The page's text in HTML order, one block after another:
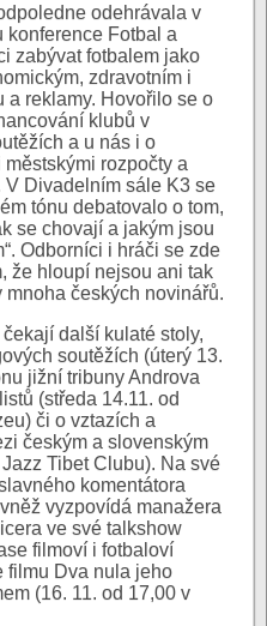
odehrávala v
konference Fotbal a
zabývat fotbalem jako
zdravotním i
a reklamy. Hovořilo se o
klubů v
a u nás i o
rozpočty a
Divadelním sále K3 se
tónu debatovalo o tom,
se chovají a jakým jsou
Odborníci i hráči se zde
že hloupí nejsou ani tak
českých novinářů.
čekají další kulaté stoly,
soutěžích (úterý 13.
jižní tribuny Androva
(středa 14.11. od
či o vztazích a
českým a slovenským
Tibet Clubu). Na své
komentátora
vyzpovídá manažera
ve své talkshow
filmoví i fotbaloví
filmu Dva nula jeho
(16. 11. od 17,00 v